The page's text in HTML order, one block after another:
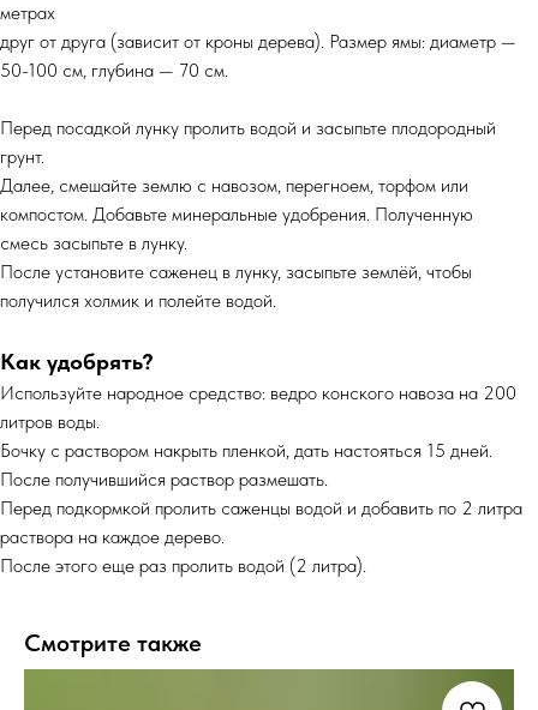
метрах
друг от друга (зависит от кроны дерева). Размер ямы: диаметр —
50-100 см, глубина — 70 см.
Перед посадкой лунку пролить водой и засыпьте плодородный
грунт.
Далее, смешайте землю с навозом, перегноем, торфом или
компостом. Добавьте минеральные удобрения. Полученную
смесь засыпьте в лунку.
После установите саженец в лунку, засыпьте землёй, чтобы
получился холмик и полейте водой.
Как удобрять?
Используйте народное средство: ведро конского навоза на 200
литров воды.
Бочку с раствором накрыть пленкой, дать настояться 15 дней.
После получившийся раствор размешать.
Перед подкормкой пролить саженцы водой и добавить по 2 литра
раствора на каждое дерево.
После этого еще раз пролить водой (2 литра).
Смотрите также